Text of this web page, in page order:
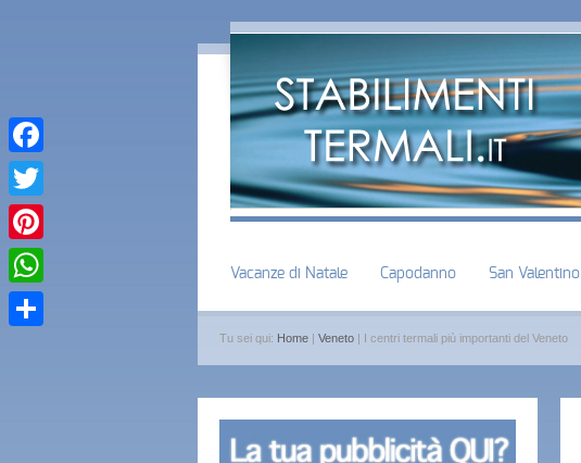
Vacanze di Natale Capodanno San Valentino
Tu sei qui: Home | Veneto | I centri termali più importanti del Veneto
Facebook
Twitter
Pinterest
WhatsApp